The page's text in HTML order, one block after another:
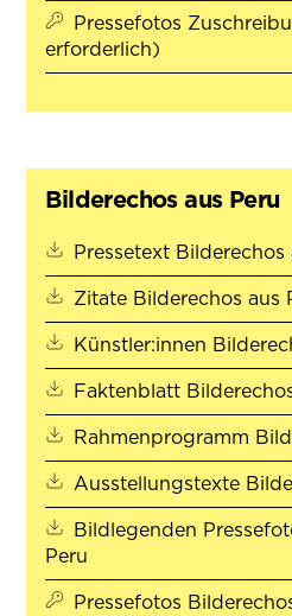
Pressefotos
erforderlich)
Bilderechos aus Peru
Pressetext Bilderechos
Zitate Bilderechos aus
Künstler:innen
Faktenblatt
Rahmenprogramm
Ausstellungstexte
Bildlegenden
Peru
Pressefotos